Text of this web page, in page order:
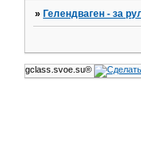
»Гелендваген - за
gclass.svoe.su®